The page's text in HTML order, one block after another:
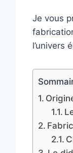
Je vous
l’univers